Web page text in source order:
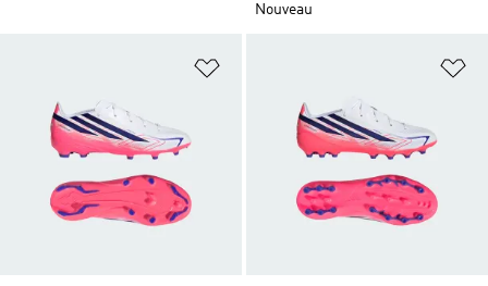
Nouveau
Ajouter à la Liste de produits